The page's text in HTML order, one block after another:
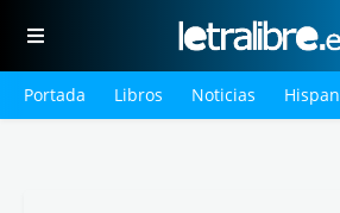
Portada Libros Noticias